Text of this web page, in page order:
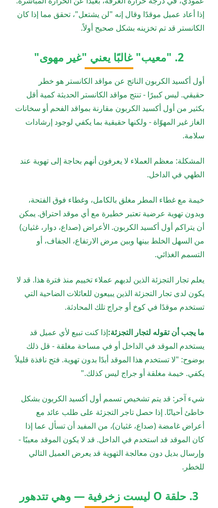
إذا أعاد عميل موقدًا وقال إنه "لن يشتعل"، تحقق مما إذا كان
الكانستر قد تم تخزينه بشكل صحيح أولاً.
2. "معيب" غالبًا يعني "غير مهوى"
أول أكسيد الكربون الناتج عن مواقد الكانستر هو خطر
حقيقي. ليس كبيرًا - تنتج مواقد الكانستر الحديثة كمية أقل
بكثير من أول أكسيد الكربون مقارنة بمواقد الفحم أو سخانات
الغاز غير المهوّاة - ولكنها حقيقية بما يكفي لوجود إرشادات
سلامة.
المشكلة: معظم العملاء لا يعرفون أنهم بحاجة إلى تهوية عند
الطهي في الداخل.
خيمة مع غطاء المطر مغلق بالكامل، وغطاء فوق الفتحة،
وبدون تهوية عرضية تعتبر خطيرة مع أي موقد احتراق. يمكن
أن يتراكم أول أكسيد الكربون. الأعراض (صداع، دوار، غثيان)
من السهل الخلط بينها وبين مرض الارتفاع، الجفاف، أو
التسمم الغذائي.
يعلم تجار التجزئة الذين لديهم عملاء تخييم منذ فترة هذا. قد لا
يكون لدى تجار التجزئة الذين يبيعون للعائلات الضاحية التي
تستخدم موقدًا في كوخ أو جراج تلك المحادثة.
ما يجب أن تقوله لتجار التجزئة:إذا كنت تبيع لأي عميل قد
يستخدم الموقد في الداخل أو في مساحة مغلقة - قل ذلك
بوضوح: "لا تستخدم هذا الموقد أبدًا بدون تهوية. فتح نافذة قليلاً
يكفي. خيمة مغلقة أو جراج ليس كذلك."
شيء آخر: قد يتم تشخيص تسمم أول أكسيد الكربون بشكل
خاطئ أحيانًا. إذا حصل تاجر التجزئة على طلب عائد مع
أعراض غامضة (صداع، غثيان)، من المفيد أن تسأل عما إذا
كان الموقد قد استخدم في الداخل. قد لا يكون الموقد معيبًا -
وإرسال بديل دون معالجة التهوية قد يعرض العميل التالي
للخطر.
3. حلقة O ليست زخرفية — وهي تتدهور